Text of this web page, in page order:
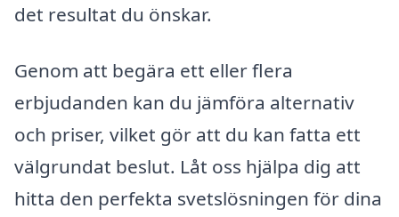
det resultat du önskar.
Genom att begära ett eller flera
erbjudanden kan du jämföra alternativ
och priser, vilket gör att du kan fatta ett
välgrundat beslut. Låt oss hjälpa dig att
hitta den perfekta svetslösningen för dina